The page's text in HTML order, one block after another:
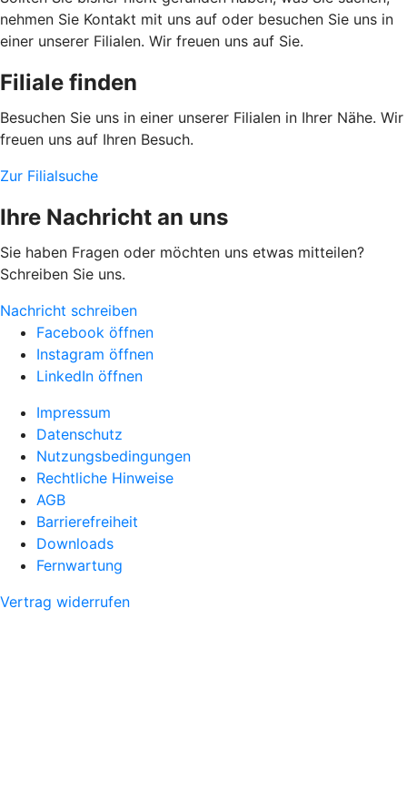
nehmen Sie Kontakt mit uns auf oder besuchen Sie uns in
einer unserer Filialen. Wir freuen uns auf Sie.
Filiale finden
Besuchen Sie uns in einer unserer Filialen in Ihrer Nähe. Wir
freuen uns auf Ihren Besuch.
Zur Filialsuche
Ihre Nachricht an uns
Sie haben Fragen oder möchten uns etwas mitteilen?
Schreiben Sie uns.
Nachricht schreiben
Facebook öffnen
Instagram öffnen
LinkedIn öffnen
Impressum
Datenschutz
Nutzungsbedingungen
Rechtliche Hinweise
AGB
Barrierefreiheit
Downloads
Fernwartung
Vertrag widerrufen